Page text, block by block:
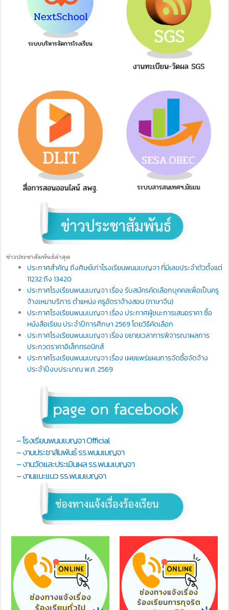
ข่าวประชาสัมพันธ์ล่าสุด
ประกาศสำคัญ ถึงศิษย์เก่าโรงเรียนพนมเบญจา ที่มีเลขประจำตัวตั้งแต่
11232 ถึง 13420
ประกาศโรงเรียนพนมเบญจา เรื่อง รับสมัครคัดเลือกบุคคลเพื่อเป็นครู
จ้างเหมาบริการ ตำแหน่ง ครูอัตราจ้างสอน (ภาษาจีน)
ประกาศโรงเรียนพนมเบญจา เรื่อง ประกาศผู้ชนะการเสนอราคา ซื้อ
หนังสือเรียน ประจำปีการศึกษา 2569 โดยวิธีคัดเลือก
ประกาศโรงเรียนพนมเบญจา เรื่อง ขยายเวลาการพิจารณาผลการ
ประกวดราคาอิเล็กทรอนิกส์
ประกาศโรงเรียนพนมเบญจา เรื่อง เผยแพร่แผนการจัดซื้อจัดจ้าง
ประจำปีงบประมาณ พ.ศ. 2569
– โรงเรียนพนมเบญจา Official
– งานประชาสัมพันธ์ รร.พนมเบญจา
– งานวัดและประเมินผล รร.พนมเบญจา
– งานแนะแนว รร.พนมเบญจา